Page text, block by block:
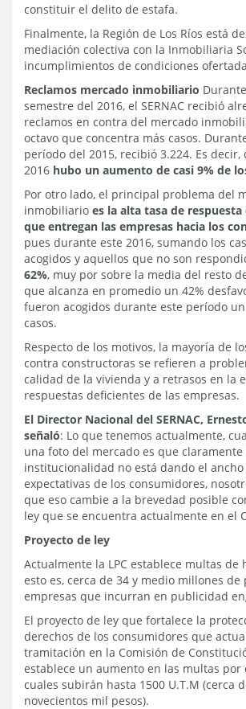
constituir el delito de estafa.
Finalmente, la Región de Los Ríos está
mediación colectiva con la Inmobiliaria
incumplimientos de condiciones
Reclamos mercado inmobiliario
semestre del 2016, el SERNAC recibió
reclamos en contra del mercado
octavo que concentra más casos.
período del 2015, recibió 3.224. Es decir,
2016 hubo un aumento de casi 9% de
Por otro lado, el principal problema del
inmobiliario es la alta tasa de
que entregan las empresas hacia los
pues durante este 2016, sumando los
acogidos y aquellos que no son
62%, muy por sobre la media del resto
que alcanza en promedio un 42%
fueron acogidos durante este período un
casos.
Respecto de los motivos, la mayoría de
contra constructoras se refieren a
calidad de la vivienda y a retrasos en la
respuestas deficientes de las empresas.
El Director Nacional del SERNAC,
señaló: Lo que tenemos actualmente,
una foto del mercado es que claramente
institucionalidad no está dando el ancho
expectativas de los consumidores,
que eso cambie a la brevedad posible
ley que se encuentra actualmente en el
Proyecto de ley
Actualmente la LPC establece multas de
esto es, cerca de 34 y medio millones de
empresas que incurran en publicidad
El proyecto de ley que fortalece la
derechos de los consumidores que
tramitación en la Comisión de
establece un aumento en las multas por
cuales subirán hasta 1500 U.T.M (cerca
novecientos mil pesos).